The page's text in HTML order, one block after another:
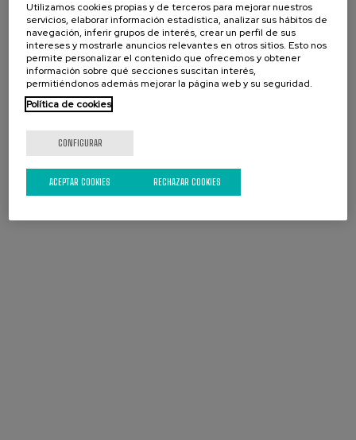
Utilizamos cookies propias y de terceros para mejorar nuestros
servicios, elaborar información estadística, analizar sus hábitos de
navegación, inferir grupos de interés, crear un perfil de sus
intereses y mostrarle anuncios relevantes en otros sitios. Esto nos
permite personalizar el contenido que ofrecemos y obtener
información sobre qué secciones suscitan interés,
permitiéndonos además mejorar la página web y su seguridad.
Política de cookies
CONFIGURAR
RECHAZAR COOKIES
ACEPTAR COOKIES